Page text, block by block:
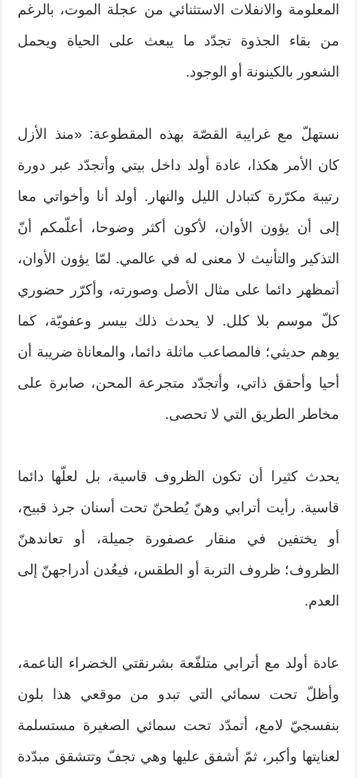
المعلومة والانفلات الاستثنائي من عجلة الموت، بالرغم
من بقاء الجذوة تجدّد ما يبعث على الحياة ويحمل
الشعور بالكينونة أو الوجود.
نستهلّ مع غرايبة القصّة بهذه المقطوعة: «منذ الأزل
كان الأمر هكذا، عادة أولد داخل بيتي وأتجدّد عبر دورة
رتيبة مكرّرة كتبادل الليل والنهار. أولد أنا وأخواتي معا
إلى أن يؤون الأوان، لأكون أكثر وضوحا، أعلّمكم أنّ
التذكير والتأنيث لا معنى له في عالمي. لمّا يؤون الأوان،
أتمظهر دائما على مثال الأصل وصورته، وأكرّر حضوري
كلّ موسم بلا كلل. لا يحدث ذلك بيسر وعفويّة، كما
يوهم حديثي؛ فالمصاعب ماثلة دائما، والمعاناة ضريبة أن
أحيا وأحقق ذاتي، وأتجدّد متجرعة المحن، صابرة على
مخاطر الطريق التي لا تحصى.
يحدث كثيرا أن تكون الظروف قاسية، بل لعلّها دائما
قاسية. رأيت أترابي وهنّ يُطحنّ تحت أسنان جرذ قبيح،
أو يختفين في منقار عصفورة جميلة، أو تعاندهنّ
الظروف؛ ظروف التربة أو الطقس، فيعُدن أدراجهنّ إلى
العدم.
عادة أولد مع أترابي متلفّعة بشرنقتي الخضراء الناعمة،
وأظلّ تحت سمائي التي تبدو من موقعي هذا بلون
بنفسجيّ لامع، أتمدّد تحت سمائي الصغيرة مستسلمة
لعنايتها وأكبر، ثمّ أشفق عليها وهي تجفّ وتتشقق مبدّدة